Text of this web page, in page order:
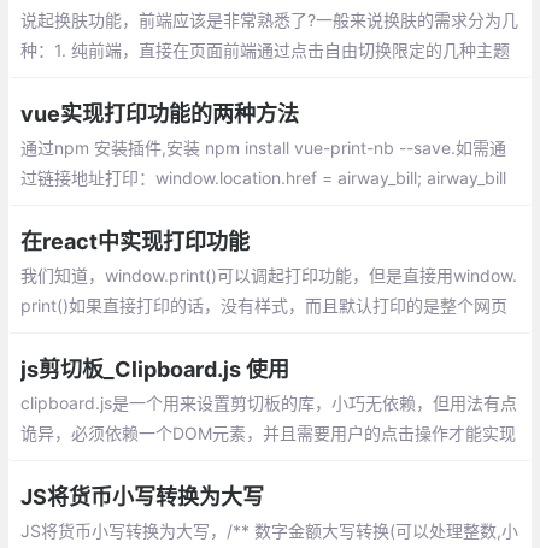
说起换肤功能，前端应该是非常熟悉了?一般来说换肤的需求分为几
种：1. 纯前端，直接在页面前端通过点击自由切换限定的几种主题
vue实现打印功能的两种方法
通过npm 安装插件,安装 npm install vue-print-nb --save.如需通
过链接地址打印：window.location.href = airway_bill; airway_bill
后设置缩放。
在react中实现打印功能
我们知道，window.print()可以调起打印功能，但是直接用window.
print()如果直接打印的话，没有样式，而且默认打印的是整个网页
样式添加进去
js剪切板_Clipboard.js 使用
clipboard.js是一个用来设置剪切板的库，小巧无依赖，但用法有点
诡异，必须依赖一个DOM元素，并且需要用户的点击操作才能实现
JS将货币小写转换为大写
JS将货币小写转换为大写，/** 数字金额大写转换(可以处理整数,小